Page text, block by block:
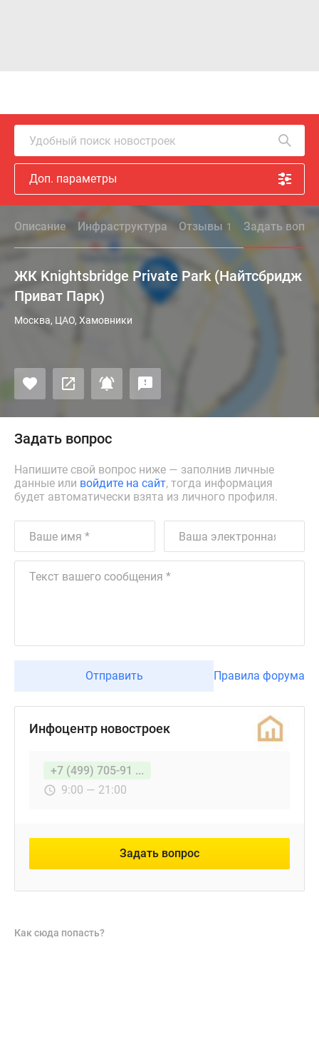
Удобный поиск новостроек
Доп. параметры
Описание Инфраструктура Отзывы 1 Задать
ЖК Knightsbridge Private Park (Найтсбридж
Приват Парк)
Москва, ЦАО, Хамовники
Задать вопрос
Напишите свой вопрос ниже — заполнив личные
данные или войдите на сайт, тогда информация
будет автоматически взята из личного профиля.
Отправить Правила форума
Инфоцентр новостроек
+7 (499) 705-91 ...
9:00 — 21:00
Задать вопрос
Как сюда попасть?